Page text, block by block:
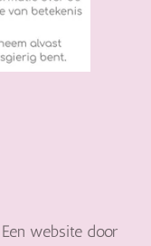
Een website door